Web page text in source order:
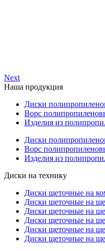
Next
Наша продукция
Диски
Ворс
Изделия из
Диски
Ворс
Изделия из
Диски на технику
Диски щеточные на
Диски щеточные на
Диски щеточные на
Диски щеточные на
Диски щеточные на
Диски щеточные на